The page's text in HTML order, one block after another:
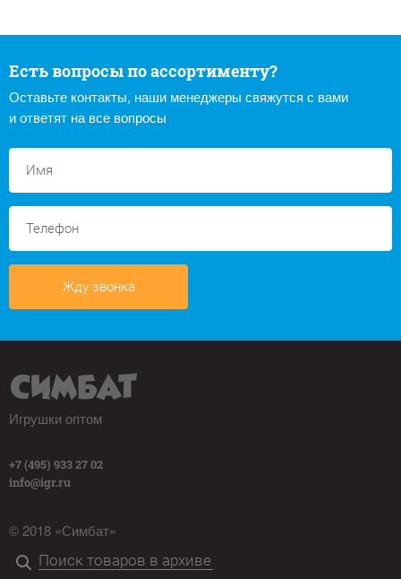
Есть вопросы по ассортименту?
Оставьте контакты, наши менеджеры свяжутся с вами
и ответят на все вопросы
Жду звонка
Игрушки оптом
+7 (495) 933 27 02
info@igr.ru
© 2018 «Симбат»